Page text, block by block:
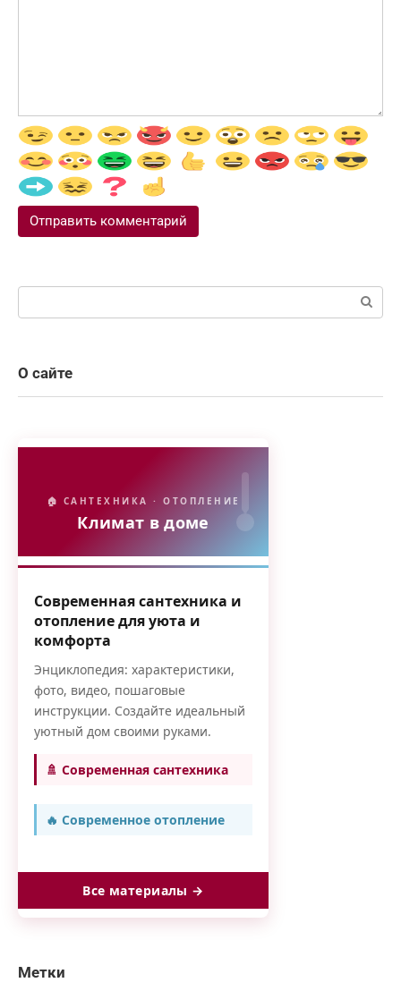
Поиск:
О сайте
🏠 САНТЕХНИКА · ОТОПЛЕНИЕ
Климат в доме
Современная сантехника и
отопление для уюта и
комфорта
Энциклопедия: характеристики,
фото, видео, пошаговые
инструкции. Создайте идеальный
уютный дом своими руками.
🚿 Современная сантехника
🔥 Современное отопление
Все материалы →
Метки